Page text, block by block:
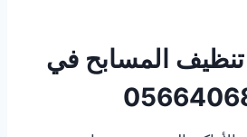
المسابح في